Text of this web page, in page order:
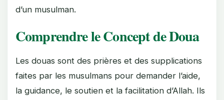
d’un musulman.
Comprendre le Concept de Doua
Les douas sont des prières et des supplications
faites par les musulmans pour demander l’aide,
la guidance, le soutien et la facilitation d’Allah. Ils